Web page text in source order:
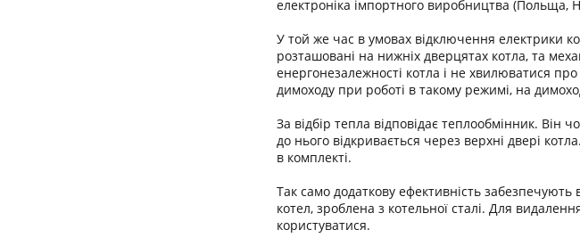
електроніка імпортного виробництва (Польща,
У той же час в умовах відключення електрики
розташовані на нижніх дверцятах котла, та
енергонезалежності котла і не хвилюватися
димоходу при роботі в такому режимі, на
За відбір тепла відповідає теплообмінник. Він
до нього відкривається через верхні двері
в комплекті.
Так само додаткову ефективність забезпечують
котел, зроблена з котельної сталі. Для
користуватися.